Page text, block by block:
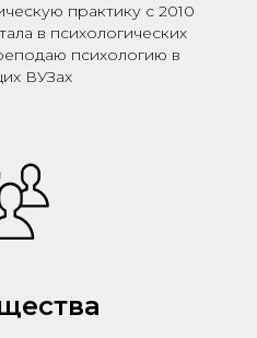
практику с 2010
в психологических
психологию в
ВУЗах